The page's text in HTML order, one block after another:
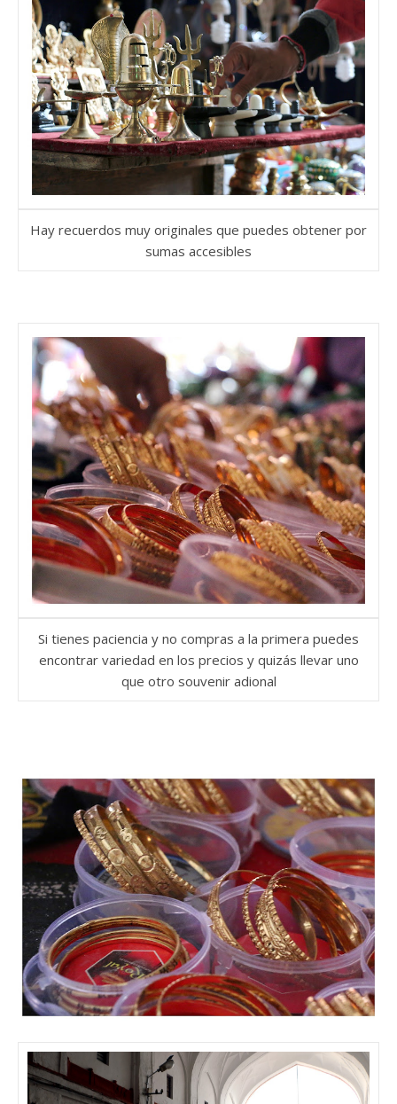
Hay recuerdos muy originales que puedes obtener por
sumas accesibles
Si tienes paciencia y no compras a la primera puedes
encontrar variedad en los precios y quizás llevar uno
que otro souvenir adional